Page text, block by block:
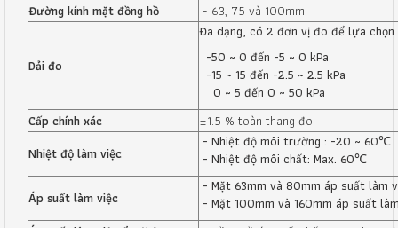
Đường kính mặt đồng hồ - 63, 75 và 100mm
Dải đo
Đa dạng, có 2 đơn vị đo để lựa chọn
-50 ~ 0 đến -5 ~ 0 kPa
-15 ~ 15 đến -2.5 ~ 2.5 kPa
0 ~ 5 đến 0 ~ 50 kPa
Cấp chính xác
±1.5 % toàn thang đo
Nhiệt độ làm việc
- Nhiệt độ môi trường : -20 ~ 60℃
- Nhiệt độ môi chất: Max. 60℃
Áp suất làm việc
- Mặt 63mm và 80mm áp suất làm
- Mặt 100mm và 160mm áp suất